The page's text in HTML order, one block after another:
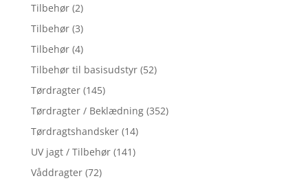
Tilbehør (2)
Tilbehør (3)
Tilbehør (4)
Tilbehør til basisudstyr (52)
Tørdragter (145)
Tørdragter / Beklædning (352)
Tørdragtshandsker (14)
UV jagt / Tilbehør (141)
Våddragter (72)